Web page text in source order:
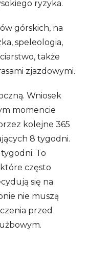
ryzyka.
górskich, na
speleologia,
także
zjazdowymi.
Wniosek
momencie
kolejne 365
8 tygodni.
To
często
się na
nie muszą
przed